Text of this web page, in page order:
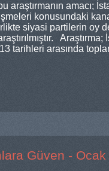
araştırmanın amacı;
konusundaki
siyasi partilerin oy
Araştırma;
tarihleri arasında
Güven - Ocak